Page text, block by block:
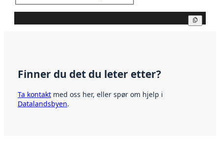
Finner du det du leter etter?
Ta kontakt med oss her, eller spør om hjelp i
Datalandsbyen.